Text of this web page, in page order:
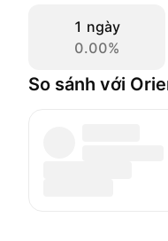
1 ngày
0.00%
So sánh với